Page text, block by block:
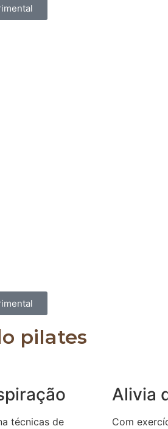
pilates
técnicas de
Alivia
Com